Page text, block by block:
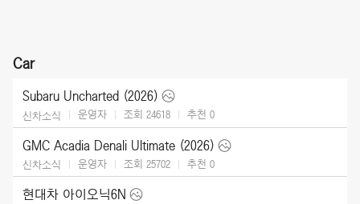
Car
Subaru Uncharted (2026)
신차소식 운영자 조회 24618 추천 0
GMC Acadia Denali Ultimate (2026)
신차소식 운영자 조회 25702 추천 0
현대차 아이오닉6N